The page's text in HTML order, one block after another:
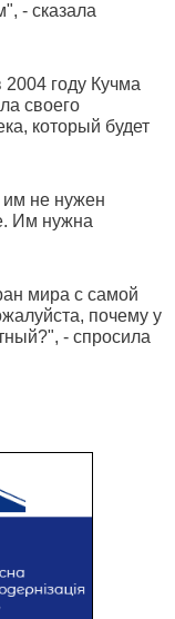
- сказала
году Кучма
своего
который будет
им не нужен
Им нужна
мира с самой
почему у
- спросила